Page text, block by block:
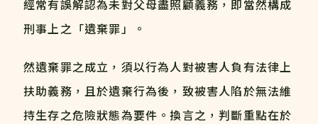
經常有誤解認為未對父母盡照顧義務，即當然構成
刑事上之「遺棄罪」。
然遺棄罪之成立，須以行為人對被害人負有法律上
扶助義務，且於遺棄行為後，致被害人陷於無法維
持生存之危險狀態為要件。換言之，判斷重點在於